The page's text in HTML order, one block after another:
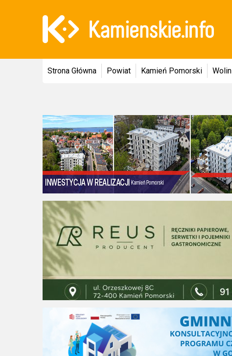
Strona Główna Powiat Kamień Pomorski Wolin